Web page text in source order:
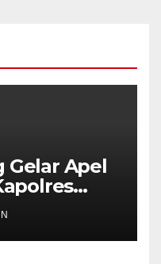
Gelar Apel
dan
Musim